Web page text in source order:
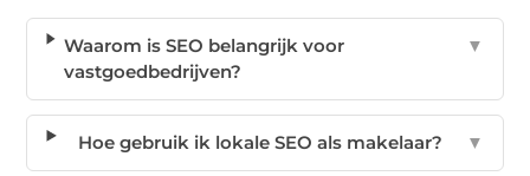
Waarom is SEO belangrijk voor
vastgoedbedrijven?
▼
Hoe gebruik ik lokale SEO als makelaar? ▼